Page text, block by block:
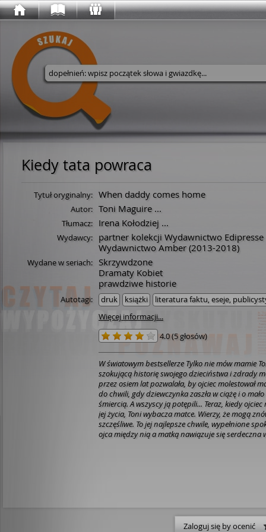
Wyszukaj w serwisie
Kiedy tata powraca
Tytuł oryginalny: When daddy comes home
Autor: Toni Maguire ...
Tłumacz: Irena Kołodziej ...
Wydawcy:
partner kolekcji Wydawnictwo Edipresse
Wydawnictwo Amber (2013-2018)
Wydane w seriach:
Skrzywdzone
Dramaty Kobiet
prawdziwe historie
Autotagi: druk książki
literatura faktu, eseje,
Więcej informacji...
4.0(5 głosów)
W światowym bestsellerze Tylko nie mów mamie Toni Maguire opisała
szokującą historię swojego dzieciństwa i zdrady
przez osiem lat pozwalała, by ojciec molestował
do chwili, gdy dziewczynka zaszła w ciążę i o
śmiercią. A wszyscy ją potępili... Teraz, kiedy ojciec nareszcie zniknął z
jej życia, Toni wybacza matce. Wierzy, że mogą
szczęśliwe. To jej najlepsze chwile, wypełnione
ojca między nią a matką nawiązuje się serdeczna
oddział szpitala psychiatrycznego. Lecz kiedy
już ostatniego kręgu piekła, okazuje się, że to,
Zaloguj się by ocenić